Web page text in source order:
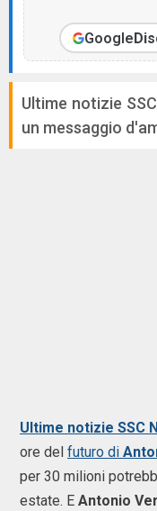
Google
Ultime notizie
un messaggio
Ultime notizie SSC
ore del futuro di
per 30 milioni
estate. E Antonio